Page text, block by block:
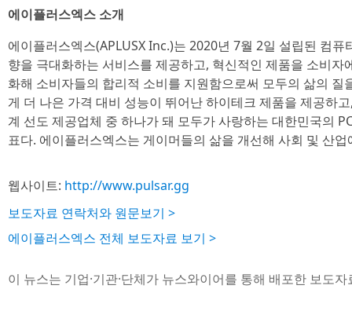
에이플러스엑스 소개
에이플러스엑스(APLUSX Inc.)는 2020년 7월 2일 설립된 컴
향을 극대화하는 서비스를 제공하고, 혁신적인 제품을 소비자
화해 소비자들의 합리적 소비를 지원함으로써 모두의 삶의
게 더 나은 가격 대비 성능이 뛰어난 하이테크 제품을 제공하
계 선도 제공업체 중 하나가 돼 모두가 사랑하는 대한민국의
표다. 에이플러스엑스는 게이머들의 삶을 개선해 사회 및 산
웹사이트: http://www.pulsar.gg
보도자료 연락처와 원문보기 >
에이플러스엑스 전체 보도자료 보기 >
이 뉴스는 기업·기관·단체가 뉴스와이어를 통해 배포한 보도